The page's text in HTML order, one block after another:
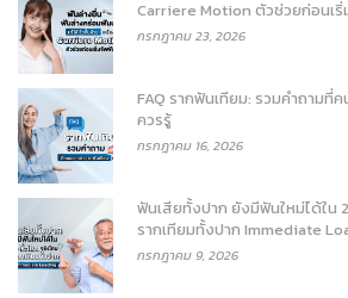
Carriere Motion ตัวช่วยก่อนเ
กรกฎาคม 23, 2026
FAQ รากฟันเทียม: รวมคำถามที่
ควรรู้
กรกฎาคม 16, 2026
ฟันเสียทั้งปาก ยังมีฟันใหม่ได้ใน
รากเทียมทั้งปาก Immediate
กรกฎาคม 9, 2026